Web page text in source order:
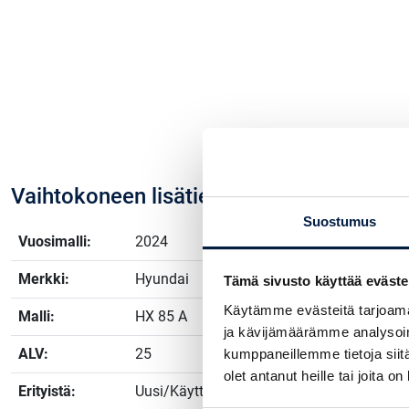
Suostumus
Tämä sivusto käyttää
Käytämme evästeitä
ja kävijämäärämme
kumppaneillemme tietoja
olet antanut heille tai joita
Vaihtokoneen lisätiedot
Vuosimalli: 2024
Merkki: Hyundai
Malli: HX 85 A
ALV: 25
Erityistä: Uusi/Käyttämätön